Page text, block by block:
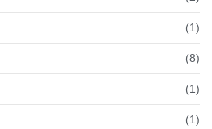
(1)
(8)
(1)
(1)